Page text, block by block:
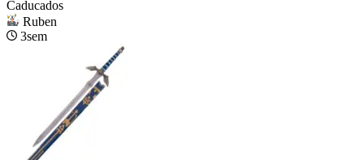
Caducados
Ruben
3sem